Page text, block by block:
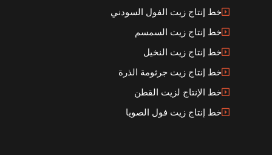
خط إنتاج زيت الفول السودني
خط إنتاج زيت السمسم
خط إنتاج زيت النخيل
خط إنتاج زيت جرثومة الذرة
خط الإنتاج لزيت القطن
خط إنتاج زيت فول الصويا